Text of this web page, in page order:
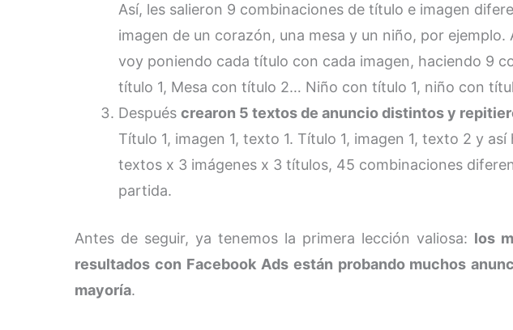
Así, les salieron 9 combinaciones de título e imagen
imagen de un corazón, una mesa y un niño, por
voy poniendo cada título con cada imagen, haciendo 9
título 1, Mesa con título 2… Niño con título 1, niño con
Después crearon 5 textos de anuncio distintos y
Título 1, imagen 1, texto 1. Título 1, imagen 1, texto 2 y
textos x 3 imágenes x 3 títulos, 45 combinaciones
partida.
Antes de seguir, ya tenemos la primera lección valiosa: los
resultados con Facebook Ads están probando muchos
mayoría.